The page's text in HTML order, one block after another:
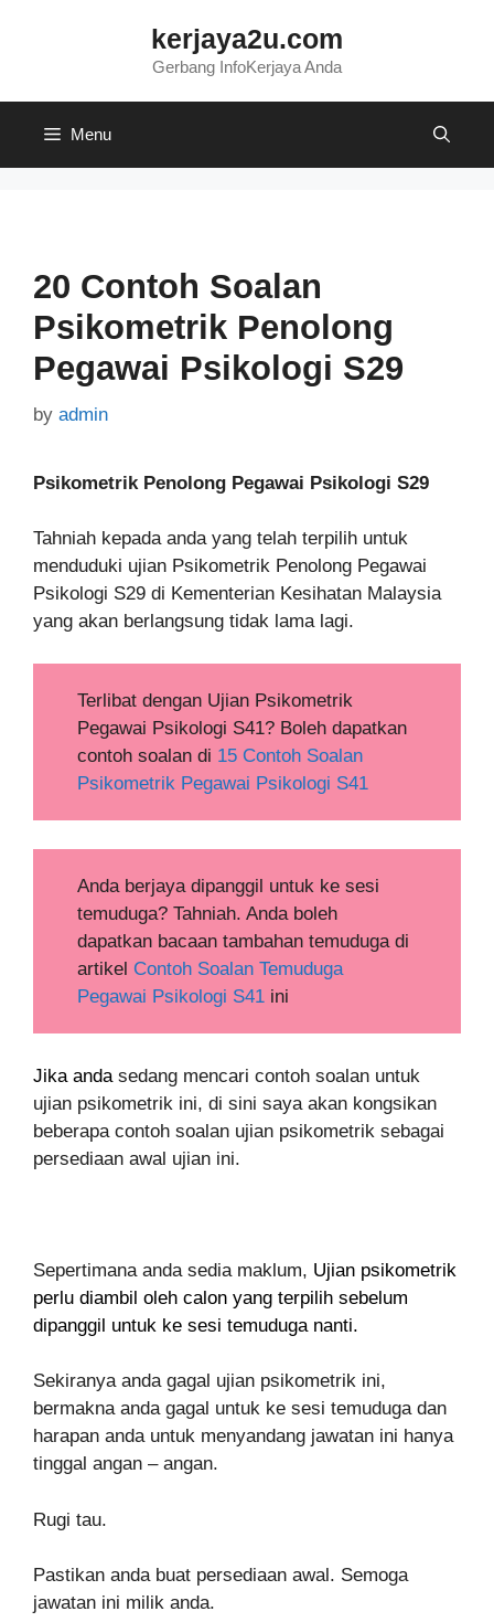
kerjaya2u.com
Gerbang InfoKerjaya Anda
Menu
20 Contoh Soalan
Psikometrik Penolong
Pegawai Psikologi S29
by admin
Psikometrik Penolong Pegawai Psikologi S29
Tahniah kepada anda yang telah terpilih untuk
menduduki ujian Psikometrik Penolong Pegawai
Psikologi S29 di Kementerian Kesihatan Malaysia
yang akan berlangsung tidak lama lagi.
Terlibat dengan Ujian Psikometrik
Pegawai Psikologi S41? Boleh dapatkan
contoh soalan di 15 Contoh Soalan
Psikometrik Pegawai Psikologi S41
Anda berjaya dipanggil untuk ke sesi
temuduga? Tahniah. Anda boleh
dapatkan bacaan tambahan temuduga di
artikelContoh Soalan Temuduga
Pegawai Psikologi S41 ini
Jika anda sedang mencari contoh soalan untuk
ujian psikometrik ini, di sini saya akan kongsikan
beberapa contoh soalan ujian psikometrik sebagai
persediaan awal ujian ini.
Sepertimana anda sedia maklum, Ujian psikometrik
perlu diambil oleh calon yang terpilih sebelum
dipanggil untuk ke sesi temuduga nanti.
Sekiranya anda gagal ujian psikometrik ini,
bermakna anda gagal untuk ke sesi temuduga dan
harapan anda untuk menyandang jawatan ini hanya
tinggal angan – angan.
Rugi tau.
Pastikan anda buat persediaan awal. Semoga
jawatan ini milik anda.